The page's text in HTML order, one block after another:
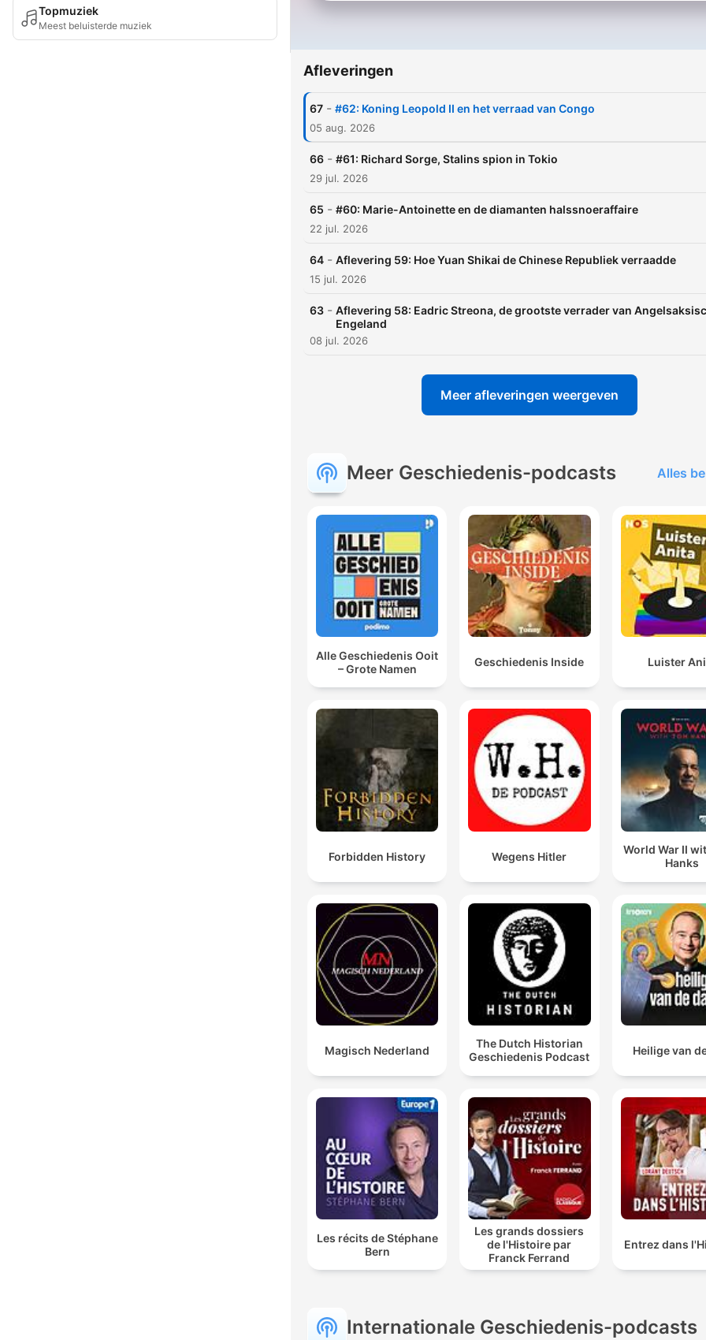
Topmuziek
Meest beluisterde muziek
Afleveringen
67 - #62: Koning Leopold II en het verraad van Congo
05 aug. 2026
66 - #61: Richard Sorge, Stalins spion in Tokio
29 jul. 2026
65 - #60: Marie-Antoinette en de diamanten halssnoeraffaire
22 jul. 2026
64 - Aflevering 59: Hoe Yuan Shikai de Chinese Republiek verraadde
15 jul. 2026
63 - Aflevering 58: ⁠Eadric Streona, de grootste verrader van
Engeland
08 jul. 2026
Meer afleveringen weergeven
Meer Geschiedenis-podcasts Alles
Alle Geschiedenis Ooit
– Grote Namen
Geschiedenis Inside Luister
Forbidden History Wegens Hitler
World War II
Hanks
Magisch Nederland
The Dutch Historian
Geschiedenis Podcast
Heilige van
Les récits de Stéphane
Bern
Les grands dossiers
de l'Histoire par
Franck Ferrand
Entrez dans
Internationale Geschiedenis-podcasts